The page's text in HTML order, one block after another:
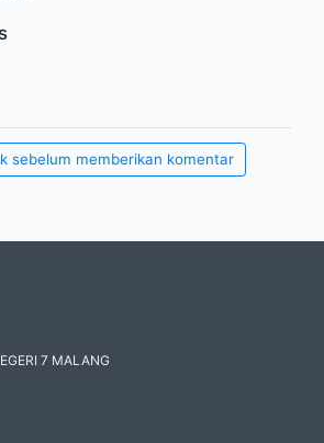
sebelum memberikan komentar
7 MALANG